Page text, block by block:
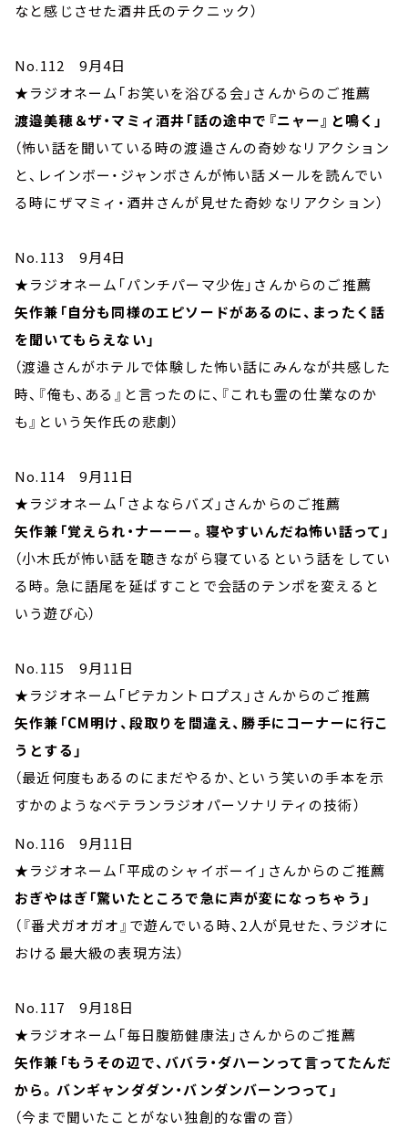
なと感じさせた酒井氏のテクニック）
No.112 9月4日
★ラジオネーム「お笑いを浴びる会」さんからのご推薦
渡邉美穂＆ザ・マミィ酒井「話の途中で『ニャー』と鳴く」
（怖い話を聞いている時の渡邉さんの奇妙なリアクション
と、レインボー・ジャンボさんが怖い話メールを読んでい
る時にザマミィ・酒井さんが見せた奇妙なリアクション）
No.113 9月4日
★ラジオネーム「パンチパーマ少佐」さんからのご推薦
矢作兼「自分も同様のエピソードがあるのに、まったく話
を聞いてもらえない」
（渡邉さんがホテルで体験した怖い話にみんなが共感した
時、『俺も、ある』と言ったのに、『これも霊の仕業なのか
も』という矢作氏の悲劇）
No.114 9月11日
★ラジオネーム「さよならバズ」さんからのご推薦
矢作兼「覚えられ・ナーーー。寝やすいんだね怖い話って」
（小木氏が怖い話を聴きながら寝ているという話をしてい
る時。急に語尾を延ばすことで会話のテンポを変えると
いう遊び心）
No.115 9月11日
★ラジオネーム「ピテカントロプス」さんからのご推薦
矢作兼「CM明け、段取りを間違え、勝手にコーナーに行こ
うとする」
（最近何度もあるのにまだやるか、という笑いの手本を示
すかのようなベテランラジオパーソナリティの技術）
No.116 9月11日
★ラジオネーム「平成のシャイボーイ」さんからのご推薦
おぎやはぎ「驚いたところで急に声が変になっちゃう」
（『番犬ガオガオ』で遊んでいる時、2人が見せた、ラジオに
おける最大級の表現方法）
No.117 9月18日
★ラジオネーム「毎日腹筋健康法」さんからのご推薦
矢作兼「もうその辺で、ババラ・ダハーンって言ってたんだ
から。バンギャンダダン・バンダンバーンつって」
（今まで聞いたことがない独創的な雷の音）